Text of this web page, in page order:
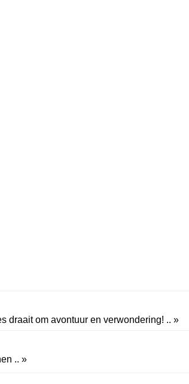
draait om avontuur en verwondering! .. »
.. »